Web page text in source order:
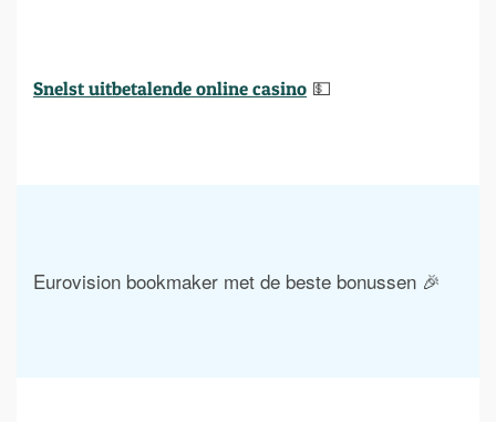
Snelst uitbetalende online casino 💵
Eurovision bookmaker met de beste bonussen 🎉